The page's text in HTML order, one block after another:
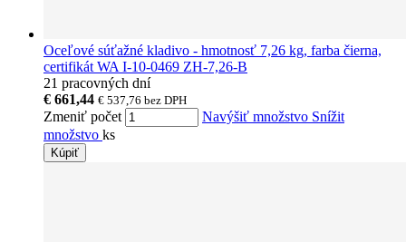
Oceľové súťažné kladivo - hmotnosť 7,26 kg, farba čierna,
certifikát WA I-10-0469 ZH-7,26-B
21 pracovných dní
€ 661,44 € 537,76 bez DPH
Zmeniť počet Navýšiť množstvo Snížit
množstvo ks
Kúpiť